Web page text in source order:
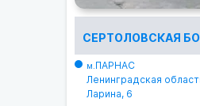
СЕРТОЛОВСКАЯ
м.ПАРНАС
Ленинградская
Ларина, 6